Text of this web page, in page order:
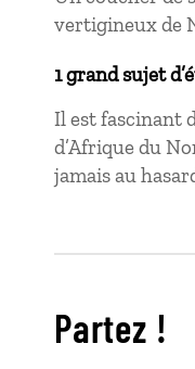
vertigineux de
1 grand sujet
Il est fascinant
d’Afrique du
jamais au
Partez !